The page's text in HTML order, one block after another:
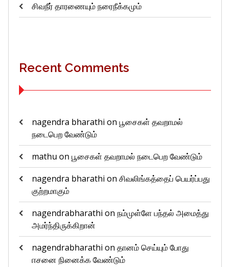
சிவநீர் தாரணையும் நரைநீக்கமும்
Recent Comments
nagendra bharathi on பூசைகள் தவறாமல்
நடைபெற வேண்டும்
mathu on பூசைகள் தவறாமல் நடைபெற வேண்டும்
nagendra bharathi on சிவலிங்கத்தைப் பெயர்ப்பது
குற்றமாகும்
nagendrabharathi on நம்முள்ளே பந்தல் அமைத்து
அமர்ந்திருக்கிறான்
nagendrabharathi on தானம் செய்யும் போது
ஈசனை நினைக்க வேண்டும்